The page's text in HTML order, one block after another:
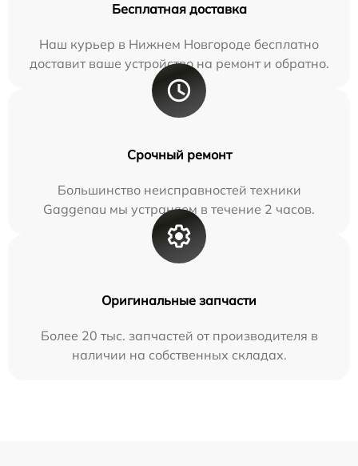
Бесплатная доставка
Наш курьер в Нижнем Новгороде бесплатно
доставит ваше устройство на ремонт и обратно.
Срочный ремонт
Большинство неисправностей техники
Gaggenau мы устраняем в течение 2 часов.
Оригинальные запчасти
Более 20 тыс. запчастей от производителя в
наличии на собственных складах.